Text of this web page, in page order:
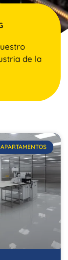
de la
APARTAMENTOS